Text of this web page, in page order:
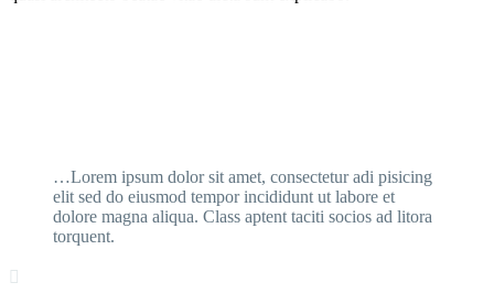
…Lorem ipsum dolor sit amet, consectetur adi pisicing
elit sed do eiusmod tempor incididunt ut labore et
dolore magna aliqua. Class aptent taciti socios ad litora
torquent.
